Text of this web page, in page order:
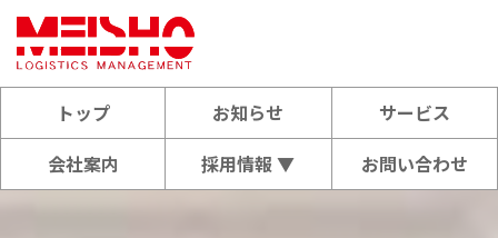
トップ お知らせ サービス
会社案内 採用情報 ▼ お問い合わせ